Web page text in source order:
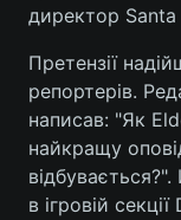
директор Santa
Претензії
репортерів.
написав: "Як
найкращу
в ігровій